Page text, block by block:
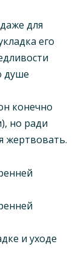
для
его
душе
конечно
но ради
жертвовать.
и уходе